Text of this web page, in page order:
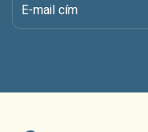
E-mail cím